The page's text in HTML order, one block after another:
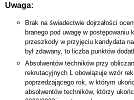
Uwaga:
Brak na świadectwie dojrzałości
branego pod uwagę w postępowaniu
przeszkody w przyjęciu kandydata
był zdawany, to liczba punktów
Absolwentów techników przy
rekrutacyjnych L obowiązuje wzór
poprzedzającego rok, w którym
absolwentów techników, którzy